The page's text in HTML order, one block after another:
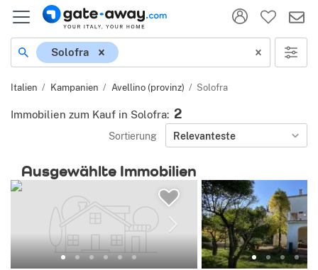
Ort
Solofra
Italien Kampanien Avellino (provinz) Solofra
Immobilien zum Kauf in Solofra: 2
Sortierung Relevanteste
Ausgewählte Immobilien